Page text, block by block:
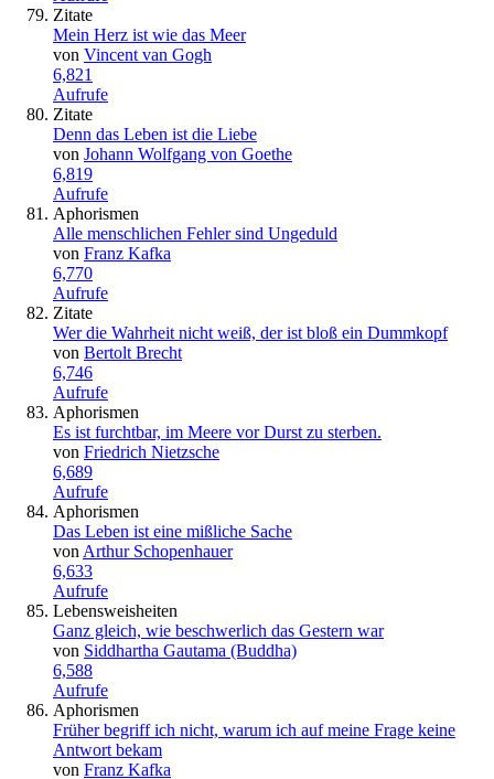
Zitate
Mein Herz ist wie das Meer
von Vincent van Gogh
6,821
Aufrufe
Zitate
Denn das Leben ist die Liebe
von Johann Wolfgang von Goethe
6,819
Aufrufe
Aphorismen
Alle menschlichen Fehler sind Ungeduld
von Franz Kafka
6,770
Aufrufe
Zitate
Wer die Wahrheit nicht weiß, der ist bloß ein Dummkopf
von Bertolt Brecht
6,746
Aufrufe
Aphorismen
Es ist furchtbar, im Meere vor Durst zu sterben.
von Friedrich Nietzsche
6,689
Aufrufe
Aphorismen
Das Leben ist eine mißliche Sache
von Arthur Schopenhauer
6,633
Aufrufe
Lebensweisheiten
Ganz gleich, wie beschwerlich das Gestern war
von Siddhartha Gautama (Buddha)
6,588
Aufrufe
Aphorismen
Früher begriff ich nicht, warum ich auf meine Frage keine
Antwort bekam
von Franz Kafka